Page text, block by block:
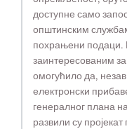
доступне само
општинским
похрањени подаци.
заинтересованим
омогућило да,
електронски
генералног плана
развили су